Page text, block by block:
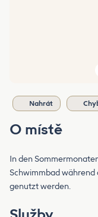
Nahrát
O místě
In den
Schwimmbad
genutzt werden.